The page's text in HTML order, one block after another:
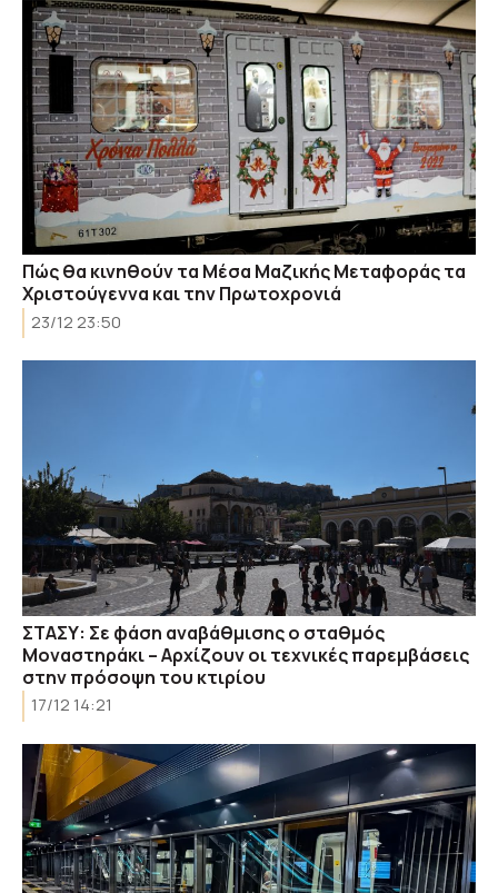
Πώς θα κινηθούν τα Μέσα Μαζικής Μεταφοράς τα
Χριστούγεννα και την Πρωτοχρονιά
23/12 23:50
ΣΤΑΣΥ: Σε φάση αναβάθμισης ο σταθμός
Μοναστηράκι – Αρχίζουν οι τεχνικές παρεμβάσεις
στην πρόσοψη του κτιρίου
17/12 14:21